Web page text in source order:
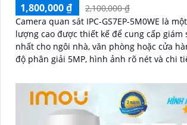
1,800,000 ₫
2,100,000 ₫
Camera quan sát IPC-GS7EP-5M0WE là
lượng cao được thiết kế để cung cấp
nhất cho ngôi nhà, văn phòng hoặc cửa hàng
độ phân giải 5MP, hình ảnh rõ nét và chi